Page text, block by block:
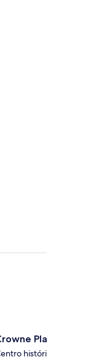
Plaza
histórico de
Plaza